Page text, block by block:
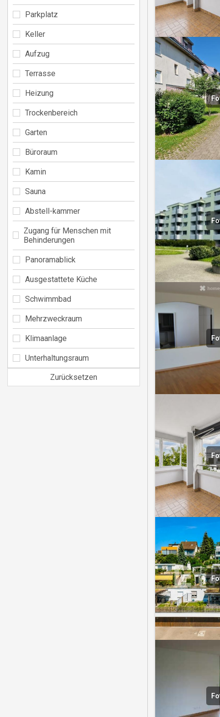
Parkplatz
Keller
Aufzug
Terrasse
Heizung
Trockenbereich
Garten
Büroraum
Kamin
Sauna
Abstell-kammer
Zugang für Menschen mit
Behinderungen
Panoramablick
Ausgestattete Küche
Schwimmbad
Mehrzweckraum
Klimaanlage
Unterhaltungsraum
Zurücksetzen